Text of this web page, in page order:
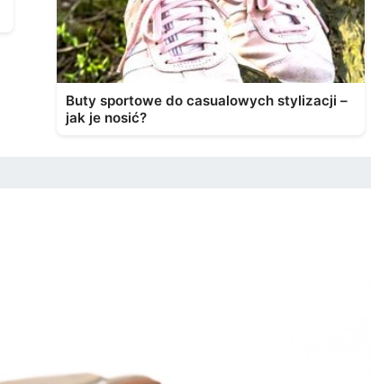
Buty sportowe do casualowych stylizacji –
jak je nosić?